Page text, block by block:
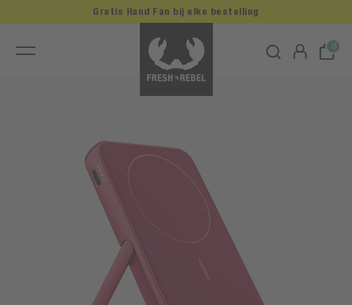
0
Gratis Hand Fan bij elke bestelling